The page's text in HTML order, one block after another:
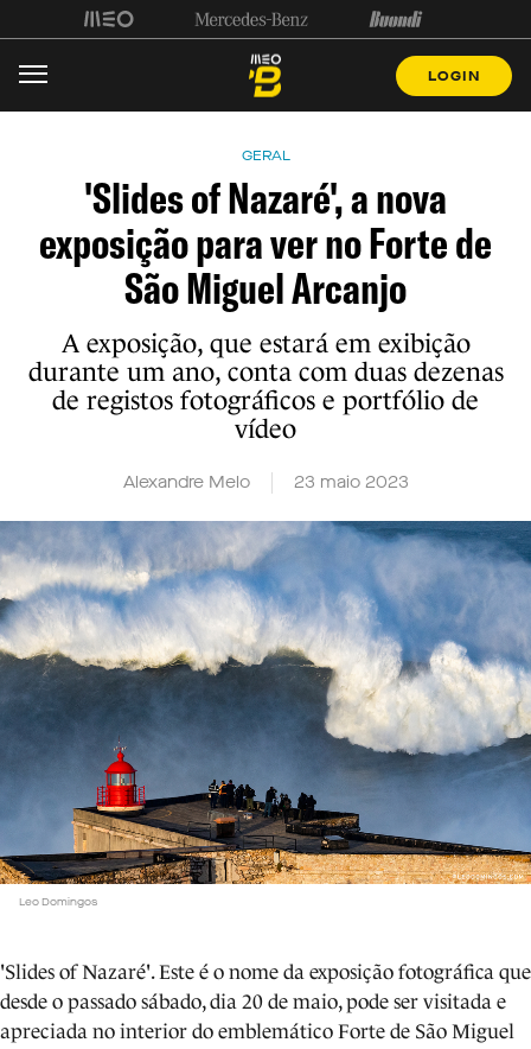
LOGIN
GERAL
'Slides of Nazaré', a nova
exposição para ver no Forte de
São Miguel Arcanjo
A exposição, que estará em exibição
durante um ano, conta com duas dezenas
de registos fotográficos e portfólio de
vídeo
Alexandre Melo 23 maio 2023
Leo Domingos
'Slides of Nazaré'. Este é o nome da exposição fotográfica que
desde o passado sábado, dia 20 de maio, pode ser visitada e
apreciada no interior do emblemático Forte de São Miguel